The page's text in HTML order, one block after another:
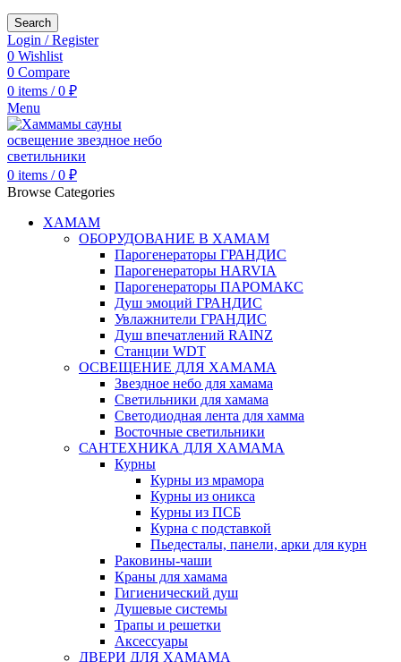
Search
Login / Register
0 Wishlist
0 Compare
0 items / 0 ₽
Menu
0 items / 0 ₽
Browse Categories
ХАМАМ
ОБОРУДОВАНИЕ В ХАМАМ
Парогенераторы ГРАНДИС
Парогенераторы HARVIA
Парогенераторы ПАРОМАКС
Душ эмоций ГРАНДИС
Увлажнители ГРАНДИС
Душ впечатлений RAINZ
Станции WDT
ОСВЕЩЕНИЕ ДЛЯ ХАМАМА
Звездное небо для хамама
Светильники для хамама
Светодиодная лента для хамма
Восточные светильники
САНТЕХНИКА ДЛЯ ХАМАМА
Курны
Курны из мрамора
Курны из оникса
Курны из ПСБ
Курна с подставкой
Пьедесталы, панели, арки для курн
Раковины-чаши
Краны для хамама
Гигиенический душ
Душевые системы
Трапы и решетки
Аксессуары
ДВЕРИ ДЛЯ ХАМАМА